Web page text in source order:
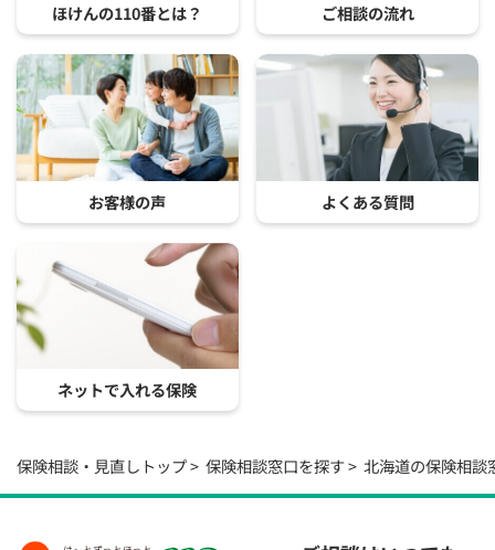
ほけんの110番とは？ ご相談の流れ
お客様の声 よくある質問
ネットで入れる保険
保険相談・見直しトップ 保険相談窓口を探す 北海道の保険相談